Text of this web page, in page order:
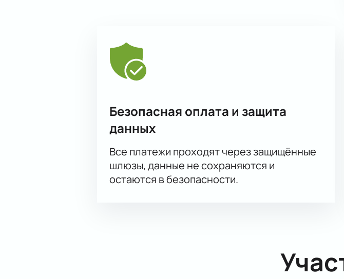
Безопасная оплата и защита
данных
Все платежи проходят через защищённые
шлюзы, данные не сохраняются и
остаются в безопасности.